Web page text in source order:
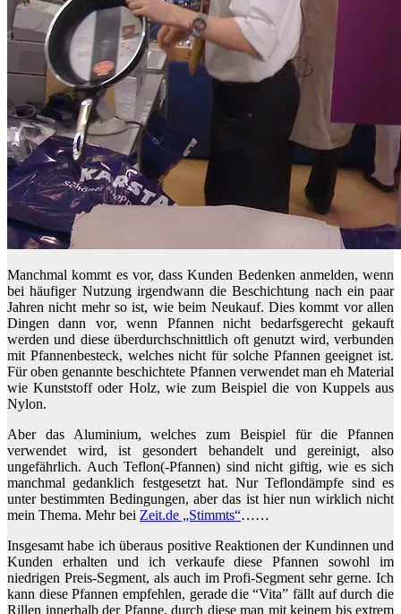
Manchmal kommt es vor, dass Kunden Bedenken anmelden, wenn
bei häufiger Nutzung irgendwann die Beschichtung nach ein paar
Jahren nicht mehr so ist, wie beim Neukauf. Dies kommt vor allen
Dingen dann vor, wenn Pfannen nicht bedarfsgerecht gekauft
werden und diese überdurchschnittlich oft genutzt wird, verbunden
mit Pfannenbesteck, welches nicht für solche Pfannen geeignet ist.
Für oben genannte beschichtete Pfannen verwendet man eh Material
wie Kunststoff oder Holz, wie zum Beispiel die von Kuppels aus
Nylon.
Aber das Aluminium, welches zum Beispiel für die Pfannen
verwendet wird, ist gesondert behandelt und gereinigt, also
ungefährlich. Auch Teflon(-Pfannen) sind nicht giftig, wie es sich
manchmal gedanklich festgesetzt hat. Nur Teflondämpfe sind es
unter bestimmten Bedingungen, aber das ist hier nun wirklich nicht
mein Thema. Mehr bei Zeit.de „Stimmts“……
Insgesamt habe ich überaus positive Reaktionen der Kundinnen und
Kunden erhalten und ich verkaufe diese Pfannen sowohl im
niedrigen Preis-Segment, als auch im Profi-Segment sehr gerne. Ich
kann diese Pfannen empfehlen, gerade die “Vita” fällt auf durch die
Rillen innerhalb der Pfanne, durch diese man mit keinem bis extrem